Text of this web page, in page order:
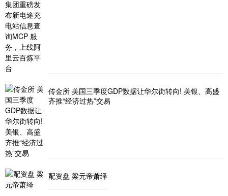
传金所 美国三季度GDP数据让华尔街转向! 美银、高盛
齐推“经济过热”交易
配资盘 梁元帝萧绎